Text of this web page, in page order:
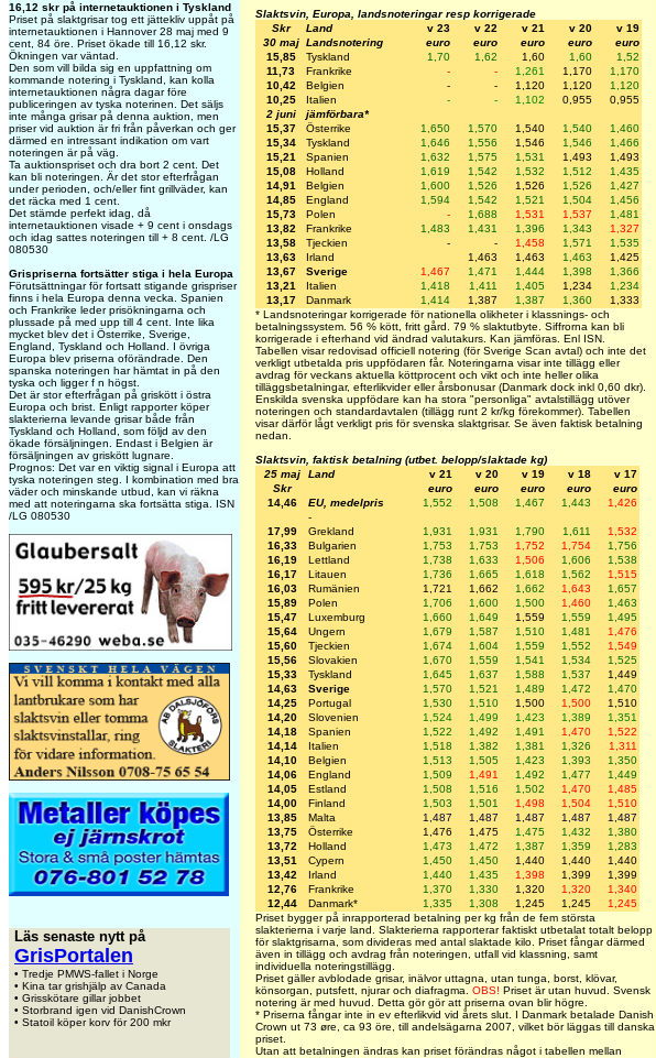
16,12 skr på internetauktionen i Tyskland
Priset på slaktgrisar tog ett jättekliv uppåt på
internetauktionen i Hannover 28 maj med 9
cent, 84 öre. Priset ökade till 16,12 skr.
Ökningen var väntad.
Den som vill bilda sig en uppfattning om
kommande notering i Tyskland, kan kolla
internetauktionen några dagar före
publiceringen av tyska noterinen. Det säljs
inte många grisar på denna auktion, men
priser vid auktion är fri från påverkan och ger
därmed en intressant indikation om vart
noteringen är på väg.
Ta auktionspriset och dra bort 2 cent. Det
kan bli noteringen. Är det stor efterfrågan
under perioden, och/eller fint grillväder, kan
det räcka med 1 cent.
Det stämde perfekt idag, då
internetauktionen visade + 9 cent i onsdags
och idag sattes noteringen till + 8 cent. /LG
080530
Grispriserna fortsätter stiga i hela Europa
Förutsättningar för fortsatt stigande grispriser
finns i hela Europa denna vecka. Spanien
och Frankrike leder prisökningarna och
plussade på med upp till 4 cent. Inte lika
mycket blev det i Österrike, Sverige,
England, Tyskland och Holland. I övriga
Europa blev priserna oförändrade. Den
spanska noteringen har hämtat in på den
tyska och ligger f n högst.
Det är stor efterfrågan på griskött i östra
Europa och brist. Enligt rapporter köper
slakterierna levande grisar både från
Tyskland och Holland, som följd av den
ökade försäljningen. Endast i Belgien är
försäljningen av griskött lugnare.
Prognos: Det var en viktig signal i Europa att
tyska noteringen steg. I kombination med bra
väder och minskande utbud, kan vi räkna
med att noteringarna ska fortsätta stiga. ISN
/LG 080530
Läs senaste nytt på
GrisPortalen
• Tredje PMWS-fallet i Norge
• Kina tar grishjälp av Canada
• Grisskötare gillar jobbet
• Storbrand igen vid DanishCrown
• Statoil köper korv för 200 mkr
Slaktsvin, Europa, landsnoteringar resp korrigerade
Skr
Land v 23 v 22 v 21 v 20
v 19
30 maj Landsnotering euro euro euro euro
euro
15,85
Tyskland 1,70 1,62 1,60 1,60
1,52
11,73
Frankrike - - 1,261 1,170
1,170
10,42
Belgien - - 1,120 1,120
1,120
10,25
Italien - - 1,102 0,955
0,955
2 juni
jämförbara*
15,37
Österrike 1,650 1,570 1,540 1,540
1,460
15,34
Tyskland 1,646 1,556 1,546 1,546
1,466
15,21
Spanien 1,632 1,575 1,531 1,493
1,493
15,08
Holland 1,619 1,542 1,532 1,512
1,435
14,91
Belgien 1,600 1,526 1,526 1,526
1,427
14,85
England 1,594 1,542 1,521 1,504
1,456
15,73
Polen - 1,688 1,531 1,537
1,481
13,82
Frankrike 1,483 1,431 1,396 1,343
1,327
13,58
Tjeckien - - 1,458 1,571
1,535
13,63
Irland 1,463 1,463 1,463
1,425
13,67
Sverige 1,467 1,471 1,444 1,398
1,366
13,21
Italien 1,418 1,411 1,405 1,234
1,234
13,17
Danmark 1,414 1,387 1,387 1,360
1,333
* Landsnoteringar korrigerade för nationella olikheter i klassnings- och
betalningssystem. 56 % kött, fritt gård. 79 % slaktutbyte. Siffrorna kan bli
korrigerade i efterhand vid ändrad valutakurs. Kan jämföras. Enl ISN.
Tabellen visar redovisad officiell notering (för Sverige Scan avtal) och inte det
verkligt utbetalda pris uppfödaren får. Noteringarna visar inte tillägg eller
avdrag för veckans aktuella köttprocent och vikt och inte heller olika
tilläggsbetalningar, efterlikvider eller årsbonusar (Danmark dock inkl 0,60 dkr).
Enskilda svenska uppfödare kan ha stora "personliga" avtalstillägg utöver
noteringen och standardavtalen (tillägg runt 2 kr/kg förekommer). Tabellen
visar därför lågt verkligt pris för svenska slaktgrisar. Se även faktisk betalning
nedan.
Slaktsvin, faktisk betalning (utbet. belopp/slaktade kg)
25 maj
Land v 21 v 20 v 19 v 18
v 17
Skr
euro euro euro euro
euro
14,46
EU, medelpris 1,552 1,508 1,467 1,443
1,426
-
17,99
Grekland 1,931 1,931 1,790 1,611
1,532
16,33
Bulgarien 1,753 1,753 1,752 1,754
1,756
16,19
Lettland 1,738 1,633 1,506 1,606
1,538
16,17
Litauen 1,736 1,665 1,618 1,562
1,515
16,03
Rumänien 1,721 1,662 1,662 1,643
1,657
15,89
Polen 1,706 1,600 1,500 1,460
1,463
15,47
Luxemburg 1,660 1,649 1,559 1,559
1,495
15,64
Ungern 1,679 1,587 1,510 1,481
1,476
15,60
Tjeckien 1,674 1,604 1,559 1,552
1,549
15,56
Slovakien 1,670 1,559 1,541 1,534
1,525
15,33
Tyskland 1,645 1,637 1,588 1,537
1,449
14,63
Sverige 1,570 1,521 1,489 1,472
1,470
14,25
Portugal 1,530 1,510 1,500 1,500
1,510
14,20
Slovenien 1,524 1,499 1,423 1,389
1,351
14,18
Spanien 1,522 1,492 1,491 1,470
1,522
14,14
Italien 1,518 1,382 1,381 1,326
1,311
14,10
Belgien 1,513 1,505 1,423 1,393
1,350
14,06
England 1,509 1,491 1,492 1,477
1,449
14,05
Estland 1,508 1,516 1,502 1,470
1,485
14,00
Finland 1,503 1,501 1,498 1,504
1,510
13,85
Malta 1,487 1,487 1,487 1,487
1,487
13,75
Österrike 1,476 1,475 1,475 1,432
1,380
13,72
Holland 1,473 1,472 1,387 1,359
1,283
13,51
Cypern 1,450 1,450 1,440 1,440
1,440
13,42
Irland 1,440 1,435 1,398 1,399
1,399
12,76
Frankrike 1,370 1,330 1,320 1,320
1,340
12,44
Danmark* 1,335 1,308 1,245 1,245
1,245
Priset bygger på inrapporterad betalning per kg från de fem största
slakterierna i varje land. Slakterierna rapporterar faktiskt utbetalat totalt belopp
för slaktgrisarna, som divideras med antal slaktade kilo. Priset fångar därmed
även in tillägg och avdrag från noteringen, utfall vid klassning, samt
individuella noteringstillägg.
Priset gäller avblodade grisar, inälvor uttagna, utan tunga, borst, klövar,
könsorgan, putsfett, njurar och diafragma. OBS! Priset är utan huvud. Svensk
notering är med huvud. Detta gör gör att priserna ovan blir högre.
* Priserna fångar inte in ev efterlikvid vid årets slut. I Danmark betalade Danish
Crown ut 73 øre, ca 93 öre, till andelsägarna 2007, vilket bör läggas till danska
priset.
Utan att betalningen ändras kan priset förändras något i tabellen mellan